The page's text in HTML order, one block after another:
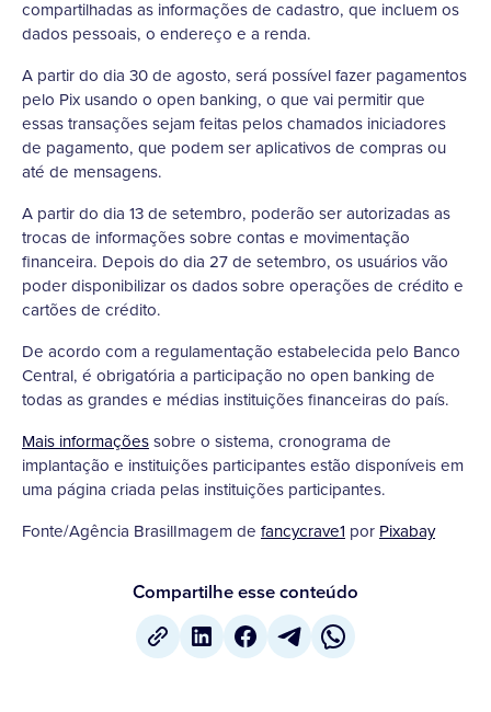
compartilhadas as informações de cadastro, que incluem os
dados pessoais, o endereço e a renda.
A partir do dia 30 de agosto, será possível fazer pagamentos
pelo Pix usando o open banking, o que vai permitir que
essas transações sejam feitas pelos chamados iniciadores
de pagamento, que podem ser aplicativos de compras ou
até de mensagens.
A partir do dia 13 de setembro, poderão ser autorizadas as
trocas de informações sobre contas e movimentação
financeira. Depois do dia 27 de setembro, os usuários vão
poder disponibilizar os dados sobre operações de crédito e
cartões de crédito.
De acordo com a regulamentação estabelecida pelo Banco
Central, é obrigatória a participação no open banking de
todas as grandes e médias instituições financeiras do país.
Mais informaçõessobre o sistema, cronograma de
implantação e instituições participantes estão disponíveis em
uma página criada pelas instituições participantes.
Fonte/Agência BrasilImagem de fancycrave1 por Pixabay
Compartilhe esse conteúdo